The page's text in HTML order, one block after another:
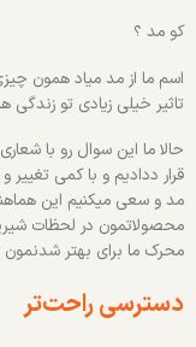
کو مد ؟
اسم ما از مد میاد همون
تاثیر خیلی زیادی تو زندگی
حالا ما این سوال رو با
قرار ددادیم و با کمی
مد و سعی میکنیم این
محصولاتمون در لحظات
محرک ما برای بهتر شدنمون
دسترسی راحت‌تر